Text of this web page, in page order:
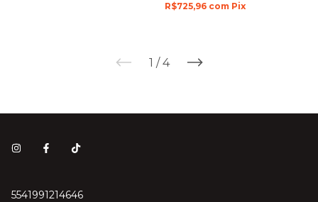
R$725,96 com Pix
1 / 4
5541991214646